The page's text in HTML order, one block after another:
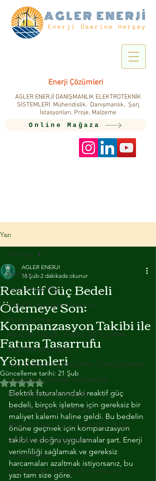
AGLER ENERJİ DANIŞMANLIK ELEKTROTEKNİK
SİSTEMLERİ Mühendislik, Danışmanlık, Şarj
İstasyonları, Proje, Malzeme
Enerji Çözümleri
Online Mağaza
Yazı
All Posts
Enerji Yöneticiliği
Elektrikli Araç Şarj İstasyonları
Solar Sistemler
AKÜLER- PİLLER - ENERJİ DEPOLAMA
ELEKTRİK MALZEME
ACİL DURUM AYDINLATMA-YÖNLENDİRME
YANGIN ALGILAMA SİSTEMLERİ
ACİL ANONS SİSTEMLERİ
TOPRAKLAMA SİSTEMLERİ
PROFESYONEL SES, GÖRÜNTÜ VE IŞIK
OTOMASYON SİSTEMLERİ
AYDINLATMA
ALUMINYUM MODUL VE KANALLAR
All Posts
Reaktif Güç Bedeli
Ödemeye Son:
Kompanzasyon Takibi ile
Fatura Tasarrufu
Yöntemleri
AGLER ENERJI
18 Şub 2 dakikada okunur
Güncelleme tarihi: 21 Şub
5 üzerinden NaN yıldız
Elektrik faturalarındaki reaktif güç
bedeli, birçok işletme için gereksiz bir
maliyet kalemi haline geldi. Bu bedelin
önüne geçmek için kompanzasyon
takibi ve doğru uygulamalar şart. Enerji
verimliliği sağlamak ve gereksiz
harcamaları azaltmak istiyorsanız, bu
yazı tam size göre.